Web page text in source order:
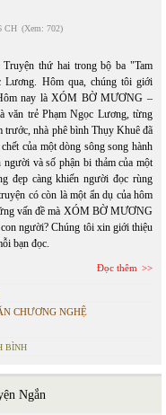
CH (Xem: 702)
thứ hai trong bộ ba "Tam
Lương. Hôm qua, chúng tôi giới
nay là XÓM BỜ MƯƠNG –
văn trẻ Phạm Ngọc Lương, từng
nhà phê bình Thụy Khuê đã
của một dòng sông song hành
và số phận bi thảm của một
đẹp càng khiến người đọc rùng
có còn là một ẩn dụ của hôm
vấn đề mà XÓM BỜ MƯƠNG
người? Chúng tôi xin giới thiệu
bạn đọc.
Đọc thêm
CHƯƠNG NGHỆ
BÌNH
Ngắn